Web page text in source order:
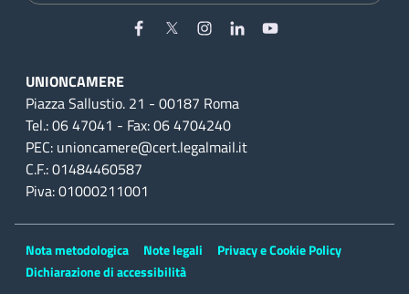
FacebookTwitter Instagram
Linkedin
UNIONCAMERE
Piazza Sallustio. 21 - 00187 Roma
Tel.: 06 47041 - Fax: 06 4704240
PEC: unioncamere@cert.legalmail.it
C.F.: 01484460587
Piva: 01000211001
Nota metodologica Note legali
Privacy e Cookie Policy
Dichiarazione di accessibilità